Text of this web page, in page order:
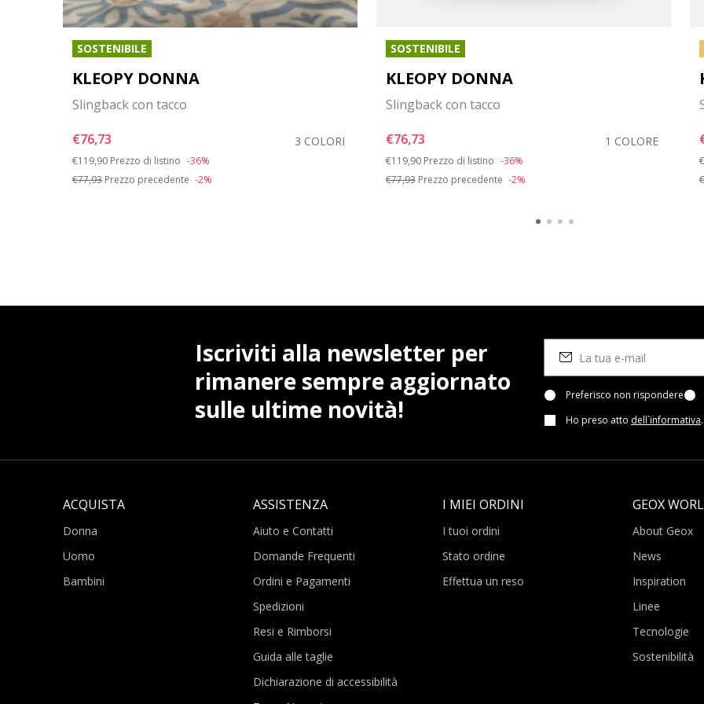
SOSTENIBILE
KLEOPY DONNA
Slingback con tacco
€76,73
3 COLORI
Price reduced from
€119,90 to
Prezzo di listino -36%
€77,93 Prezzo precedente -2%
SOSTENIBILE
KLEOPY DONNA
Slingback con tacco
€76,73
1 COLORE
Price reduced from
€119,90 to
Prezzo di listino -36%
€77,93Prezzo precedente -2%
Iscriviti alla newsletter per
rimanere sempre aggiornato
sulle ultime novità!
Preferisco non rispondere
Ho preso atto dell`informativa.
ACQUISTA
Donna
Uomo
Bambini
ASSISTENZA
Aiuto e Contatti
Domande Frequenti
Ordini e Pagamenti
Spedizioni
Resi e Rimborsi
Guida alle taglie
Dichiarazione di accessibilità
I MIEI ORDINI
I tuoi ordini
Stato ordine
Effettua un reso
GEOX
About Geox
News
Inspiration
Linee
Tecnologie
Sostenibilità